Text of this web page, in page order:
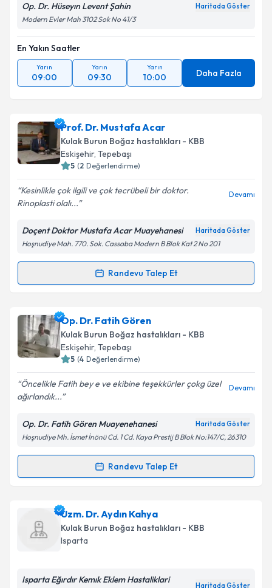
Op. Dr. Hüseyın Levent Şahin Haritada Göster
Modern Evler Mah 3102 Sok No 41/3
En Yakın Saatler
Yarın
09:00
Yarın
09:30
Yarın
10:00 Daha Fazla
Prof. Dr. Mustafa Acar
Kulak Burun Boğaz hastalıkları - KBB
Eskişehir, Tepebaşı
5 (2 Değerlendirme)
Kesinlikle çok ilgili ve çok tecrübeli bir doktor.
Rinoplasti olalı...
Devamı
Doçent Doktor Mustafa Acar Muayehanesi Haritada Göster
Hoşnudiye Mah. 770. Sok. Cassaba Modern B Blok Kat 2 No 201
Randevu Talep Et
Randevu Takvimi Talebi
Prof. Dr. Mustafa Acariçin randevu takvimi talebi
oluşturun. Size bu uzmandan randevu almanız için bir
takvim hazırlandığında e-posta ile bilgilendireceğiz.
Kişisel verilerimin işlenmesine ilişkin
Aydınlatma
Metni'ni okudum ve kişisel verilerimin belirtilen
kapsamda işlenmesini kabul ediyorum.
Op. Dr. Fatih Gören
Kulak Burun Boğaz hastalıkları - KBB
Eskişehir, Tepebaşı
5 (4 Değerlendirme)
Öncelikle Fatih bey e ve ekibine teşekkürler çokg üzel
ağırlandık...
Devamı
Op. Dr. Fatih Gören Muayenehanesi Haritada Göster
Hoşnudiye Mh. İsmet İnönü Cd. 1 Cd. Kaya Prestij B Blok No:147/C, 26310
Randevu Talep Et
Randevu Takvimi Talebi
Op. Dr. Fatih Göreniçin randevu takvimi talebi
oluşturun. Size bu uzmandan randevu almanız için bir
takvim hazırlandığında e-posta ile bilgilendireceğiz.
Uzm. Dr. Aydın Kahya
Kulak Burun Boğaz hastalıkları - KBB
Isparta
Isparta Eğırdır Kemık Eklem Hastaliklari
Haritada Göster